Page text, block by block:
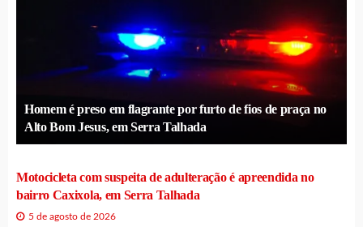
Homem é preso em flagrante por furto de fios de praça no
Alto Bom Jesus, em Serra Talhada
Motocicleta com suspeita de adulteração é apreendida no
bairro Caxixola, em Serra Talhada
5 de agosto de 2026